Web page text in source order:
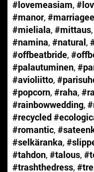
#lovemeasiam,
#manor,
#mieliala, #mittaus,
#namina, #natural,
#offbeatbride,
#palautuminen,
#avioliitto,
#popcorn, #raha,
#rainbowwedding,
#recycled
#romantic,
#selkäranka,
#tahdon, #talous,
#trashthedress,